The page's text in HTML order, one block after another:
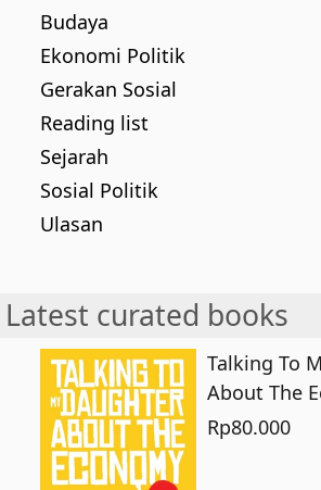
Budaya
Ekonomi Politik
Gerakan Sosial
Reading list
Sejarah
Sosial Politik
Ulasan
Latest curated books
Talking To
About The
Rp80.000